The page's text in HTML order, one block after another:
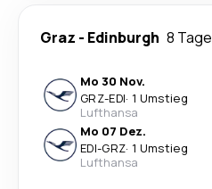
Graz - Edinburgh 8 Tage
Mo 30 Nov.
GRZ-EDI· 1 Umstieg
Lufthansa
Mo 07 Dez.
EDI-GRZ· 1 Umstieg
Lufthansa